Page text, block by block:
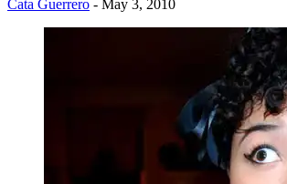
Cata Guerrero - May 3, 2010